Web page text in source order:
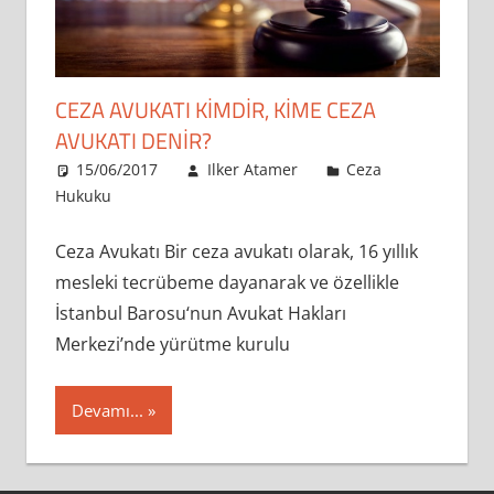
CEZA AVUKATI KIMDIR, KIME CEZA
AVUKATI DENIR?
15/06/2017 Ilker Atamer
Ceza
Hukuku
Ceza Avukatı Bir ceza avukatı olarak, 16 yıllık
mesleki tecrübeme dayanarak ve özellikle
İstanbul Barosu‘nun Avukat Hakları
Merkezi’nde yürütme kurulu
Devamı...